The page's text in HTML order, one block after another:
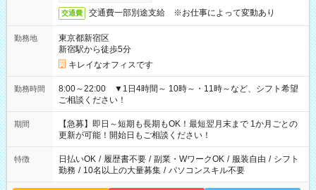
交通費 交通費一部別途支給 ※お仕事によって変動あり
勤務地
東京都新宿区
新宿駅から徒歩5分
キレイなオフィスです
勤務時間
8:00～22:00 ▼1日4時間～ 10時～・11時～など、シフト希望
ご相談ください！
期間
【急募】即日～短期も長期もOK！最短翌月末まで 1か月ごとの
更新が可能！開始日もご相談ください！
特徴 日払いOK / 履歴書不要 / 副業・WワークOK / 服装自由 / シフト
勤務 / 10名以上の大量募集 / パソコンスキル不要